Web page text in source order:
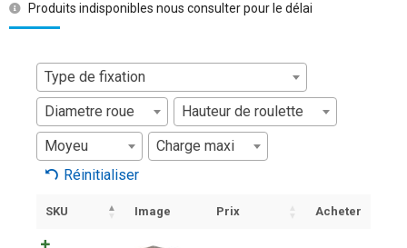
Produits indisponibles nous consulter pour le délai
Type de fixation
Diametre roue
Hauteur de roulette
Moyeu
Charge maxi
Réinitialiser
SKU Image Prix Acheter